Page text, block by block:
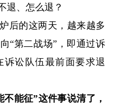
退、怎么退？
的这两天，越来越多
“第二战场”，即通过诉
讼队伍最前面要求退
不能征”这件事说清了，